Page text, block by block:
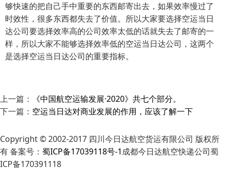
够快速的把自己手中重要的东西邮寄出去，如果效率慢过了
时效性，很多东西都失去了价值。所以大家要选择空运当日
达公司要选择效率高的公司效率太低的话就失去了邮寄的一
样，所以大家不能够选择效率低的空运当日达公司，这两个
是选择空运当日达公司的重要指标。
上一篇：
《中国航空运输发展·2020》共七个部分。
下一篇： 空运当日达对商业发展的作用，应该了解一下
Copyright © 2002-2017 四川今日达航空货运有限公司 版权所
有 备案号： 蜀ICP备17039118号-1成都今日达航空快递公司蜀
ICP备170391118